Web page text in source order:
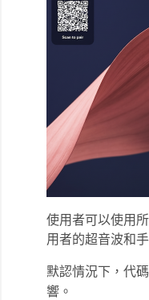
使用者可以使用
用者的超音波和
默認情況下，代
響。